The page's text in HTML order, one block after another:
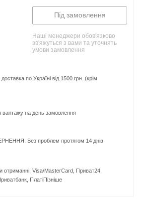
Під замовлення
Наші менеджери обов'язково
зв'яжуться з вами та уточнять
умови замовлення
по Україні від 1500 грн. (крім
вантажу на день замовлення
Без проблем протягом 14 днів
Visa/MasterCard, Приват24,
ПлатіПізніше